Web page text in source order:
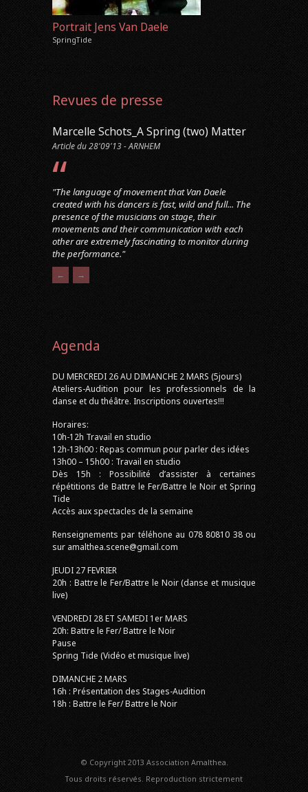
Portrait Jens Van Daele
SpringTide
Revues de presse
Marcelle Schots_A Spring (two) Matter
Article du 28'09'13 - ARNHEM
"The language of movement that Van Daele
created with his dancers is fast, wild and full... The
presence of the musicians on stage, their
movements and their communication with each
other are extremely fascinating to monitor during
the performance."
← →
Agenda
DU MERCREDI 26 AU DIMANCHE 2 MARS (5jours)
Ateliers-Audition pour les professionnels de la
danse et du théâtre. Inscriptions ouvertes!!!
Horaires:
10h-12h Travail en studio
12h-13h00 : Repas commun pour parler des idées
13h00 – 15h00 : Travail en studio
Dès 15h : Possibilité d’assister à certaines
répétitions de Battre le Fer/Battre le Noir et Spring
Tide
Accès aux spectacles de la semaine
Renseignements par téléhone au 078 80810 38 ou
sur amalthea.scene@gmail.com
JEUDI 27 FEVRIER
20h : Battre le Fer/Battre le Noir (danse et musique
live)
VENDREDI 28 ET SAMEDI 1er MARS
20h: Battre le Fer/ Battre le Noir
Pause
Spring Tide (Vidéo et musique live)
DIMANCHE 2 MARS
16h : Présentation des Stages-Audition
18h : Battre le Fer/ Battre le Noir
© Copyright 2013 Association Amalthea.
Tous droits réservés. Reproduction strictement